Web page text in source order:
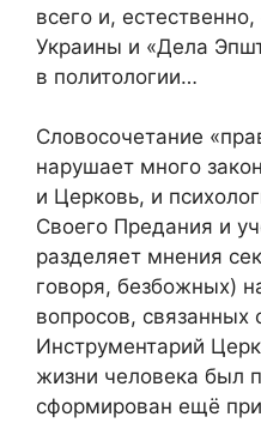
всего и,
Украины и «Дела
в политологии…
Словосочетание
нарушает много
и Церковь, и
Своего Предания и
разделяет мнения
говоря, безбожных)
вопросов,
Инструментарий
жизни человека был
сформирован ещё